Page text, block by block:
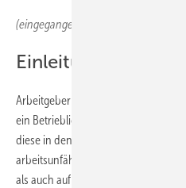
(eingegangen am 17.12.2018,
Einleitung
Arbeitgeber sind nach § 167 Abs. 2
ein Betriebliches
diese in den letzten zwölf Monaten
arbeitsunfähig waren (Rose et al.
als auch auf öffentliche Arbeitgeber